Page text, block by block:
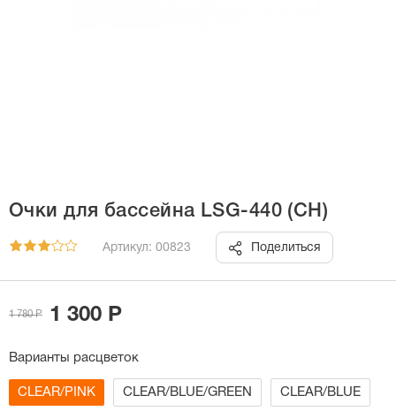
Очки для бассейна LSG-440 (СН)
Артикул: 00823 Поделиться
1 780 Р 1 300 Р
Варианты расцветок
CLEAR/PINK CLEAR/BLUE/GREEN CLEAR/BLUE